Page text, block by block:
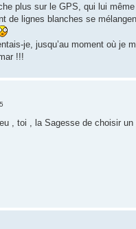
plus sur le GPS, qui lui
de lignes blanches se
je, jusqu’au moment où je
!!!
, toi , la Sagesse de choisir un